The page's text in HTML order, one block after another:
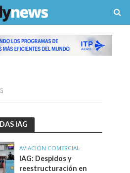
IAG
AVIACIÓN COMERCIAL
IAG: Despidos y
reestructuración en